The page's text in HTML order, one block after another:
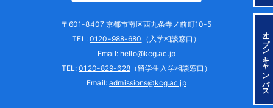
オープンキャンパス
〒601-8407 京都市南区西九条寺ノ前町10-5
TEL:0120-988-680 （入学相談窓口）
Email: hello@kcg.ac.jp
TEL:0120-829-628（留学生入学相談窓口）
Email:admissions@kcg.ac.jp